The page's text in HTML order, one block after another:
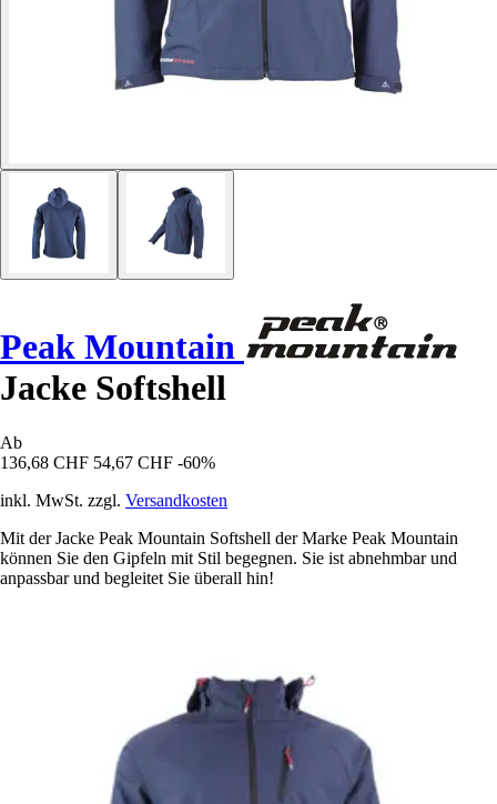
Peak Mountain
Jacke Softshell
Ab
136,68 CHF 54,67 CHF -60%
inkl. MwSt. zzgl. Versandkosten
Mit der Jacke Peak Mountain Softshell der Marke Peak Mountain
können Sie den Gipfeln mit Stil begegnen. Sie ist abnehmbar und
anpassbar und begleitet Sie überall hin!